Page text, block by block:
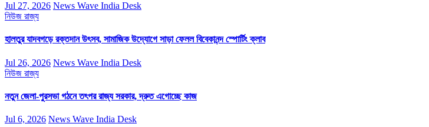
Jul 27, 2026 News Wave India Desk
নিউজ রাজ্য
হালতুর যাদবগড়ে রক্তদান উৎসব, সামাজিক উদ্যোগে সাড়া ফেলল বিবেকানন্দ স্পোর্টিং ক্লাব
Jul 26, 2026 News Wave India Desk
নিউজ রাজ্য
নতুন জেলা-পুরসভা গঠনে তৎপর রাজ্য সরকার, দ্রুত এগোচ্ছে কাজ
Jul 6, 2026 News Wave India Desk